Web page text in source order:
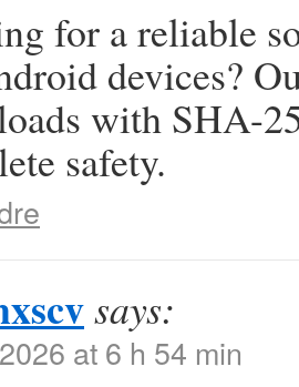
for a reliable
devices?
with SHA-
safety.
says:
at 6 h 54 min